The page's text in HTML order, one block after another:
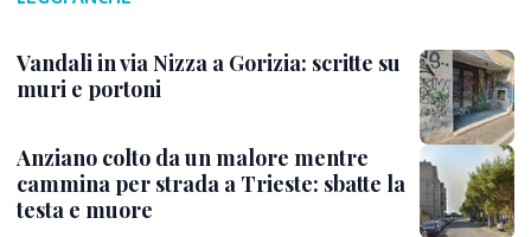
Vandali in via Nizza a Gorizia: scritte su
muri e portoni
Anziano colto da un malore mentre
cammina per strada a Trieste: sbatte la
testa e muore